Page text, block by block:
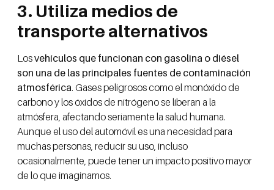
3. Utiliza medios de
transporte alternativos
Losvehículos que funcionan con gasolina o diésel
son una de las principales fuentes de contaminación
atmosférica. Gases peligrosos como el monóxido de
carbono y los óxidos de nitrógeno se liberan a la
atmósfera, afectando seriamente la salud humana.
Aunque el uso del automóvil es una necesidad para
muchas personas, reducir su uso, incluso
ocasionalmente, puede tener un impacto positivo mayor
de lo que imaginamos.